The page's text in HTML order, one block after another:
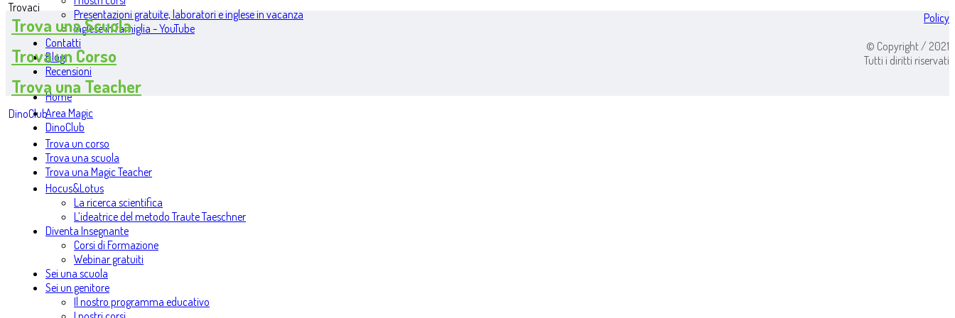
Presentazioni gratuite, laboratori e inglese in vacanza
Inglese in famiglia - YouTube
Contatti
Blog
Recensioni
Home
Area Magic
DinoClub
Trova un corso
Trova una scuola
Trova una Magic Teacher
Hocus&Lotus
La ricerca scientifica
L’ideatrice del metodo Traute Taeschner
Diventa Insegnante
Corsi di Formazione
Webinar gratuiti
Sei una scuola
Sei un genitore
Il nostro programma educativo
Trovaci
Trova una Scuola
Trova un Corso
Trova una Teacher
DinoClub
Policy
© Copyright / 2021
Tutti i diritti riservati